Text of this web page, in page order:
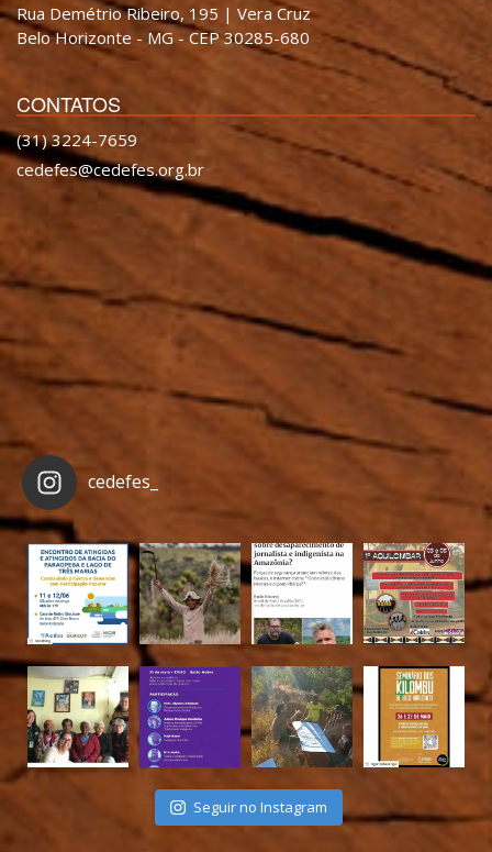
Rua Demétrio Ribeiro, 195 | Vera Cruz
Belo Horizonte - MG - CEP 30285-680
CONTATOS
(31) 3224-7659
cedefes@cedefes.org.br
cedefes_
Seguir no Instagram